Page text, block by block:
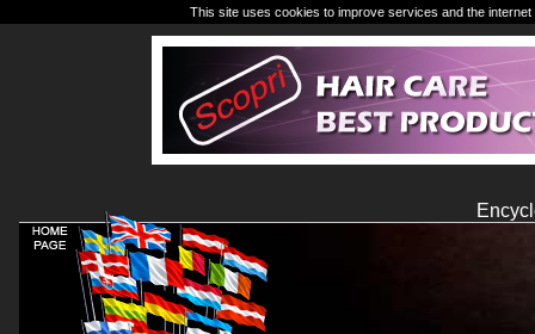
This site uses cookies to improve services and the